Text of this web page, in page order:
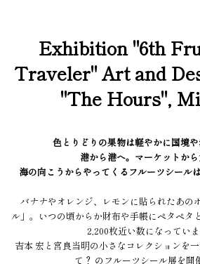
Exhibition "6th
Traveler" Art and
"The Hours",
色とりどりの果物は軽やかに国境や
港から港へ。マーケットから
海の向こうからやってくるフルーツシール
バナナやオレンジ、レモンに貼られたあの
ル」。いつの頃からか財布や手帳にペタペタ
2,200枚近い数になっていま
吉本 宏と宮良当明の小さなコレクションを
て？ のフルーツシール展を開